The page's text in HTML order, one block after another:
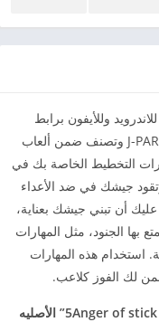
وللأيفون برابط
مباشرهي لعبة مشهورة تم تطويرها بواسطة J-PARK وتصنف ضمن ألعاب
التخطيط الخاصة بك في
جيشك في ضد الأعداء
أن تبني جيشك بعناية،
بها الجنود، مثل المهارات
استخدام هذه المهارات
لك الفوز كلاعب.
تحميل لعبة “لعبة الرجل الاسود مهكرة 5Anger of stick 5” الأصليه